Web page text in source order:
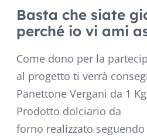
Basta che siate
perché io vi ami
Come dono per la
al progetto ti verrà
Panettone Vergani da 1
Prodotto dolciario da
forno realizzato seguendo